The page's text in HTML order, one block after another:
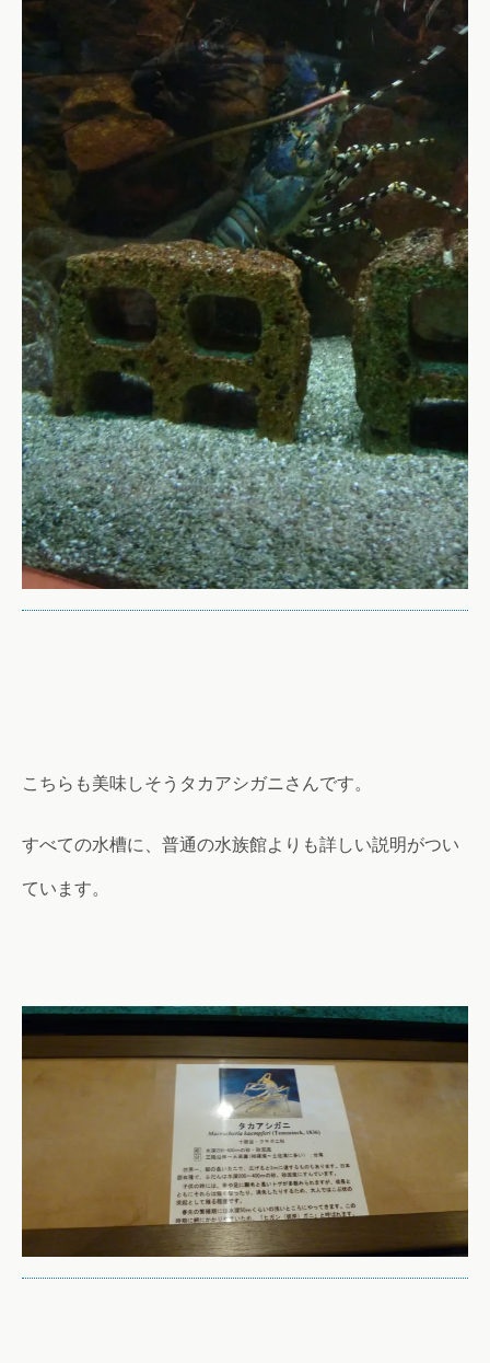
こちらも美味しそうタカアシガニさんです。
すべての水槽に、普通の水族館よりも詳しい説明がつい
ています。